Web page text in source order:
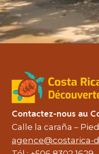
Contactez-nous au
Calle la caraña –
agence@costarica-